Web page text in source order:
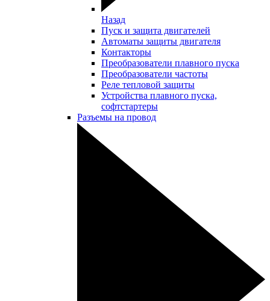
Назад
Пуск и защита двигателей
Автоматы защиты двигателя
Контакторы
Преобразователи плавного пуска
Преобразователи частоты
Реле тепловой защиты
Устройства плавного пуска,
софтстартеры
Разъемы на провод